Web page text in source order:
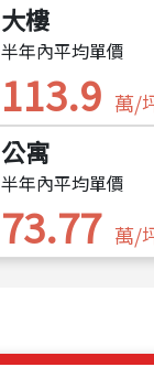
大樓
半年內平均單價
113.9 萬/
公寓
半年內平均單價
73.77 萬/